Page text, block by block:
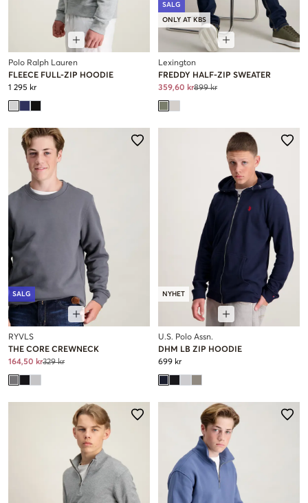
Polo Ralph Lauren
FLEECE FULL-ZIP HOODIE
1 295 kr
SALG
ONLY AT KBS
Lexington
FREDDY HALF-ZIP SWEATER
359,60 kr899 kr
SALG
RYVLS
THE CORE CREWNECK
164,50 kr329 kr
NYHET
U.S. Polo Assn.
DHM LB ZIP HOODIE
699 kr